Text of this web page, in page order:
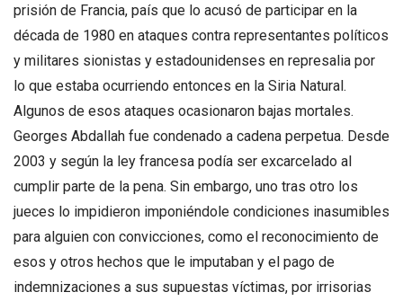
prisión de Francia, país que lo acusó de participar en la
década de 1980 en ataques contra representantes políticos
y militares sionistas y estadounidenses en represalia por
lo que estaba ocurriendo entonces en la Siria Natural.
Algunos de esos ataques ocasionaron bajas mortales.
Georges Abdallah fue condenado a cadena perpetua. Desde
2003 y según la ley francesa podía ser excarcelado al
cumplir parte de la pena. Sin embargo, uno tras otro los
jueces lo impidieron imponiéndole condiciones inasumibles
para alguien con convicciones, como el reconocimiento de
esos y otros hechos que le imputaban y el pago de
indemnizaciones a sus supuestas víctimas, por irrisorias